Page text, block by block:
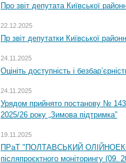
Про звіт депутата Київської
22.12.2025
Пр звіт депутатки Київської
24.11.2025
Оцініть доступність і
24.11.2025
Урядом прийнято постанову №
2025/26 року „Зимова підтримка”
19.11.2025
ПРаТ "ПОЛТАВСЬКИЙ
післяпроєктного моніторингу (09.